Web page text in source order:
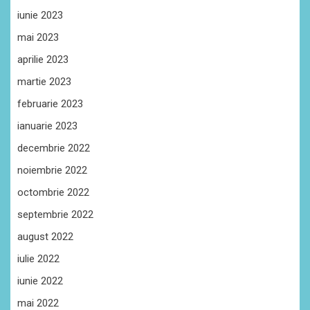
iunie 2023
mai 2023
aprilie 2023
martie 2023
februarie 2023
ianuarie 2023
decembrie 2022
noiembrie 2022
octombrie 2022
septembrie 2022
august 2022
iulie 2022
iunie 2022
mai 2022